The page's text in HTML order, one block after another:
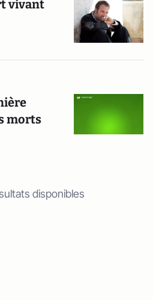
vivant
morts
disponibles